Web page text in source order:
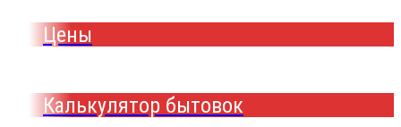
Цены
Калькулятор бытовок